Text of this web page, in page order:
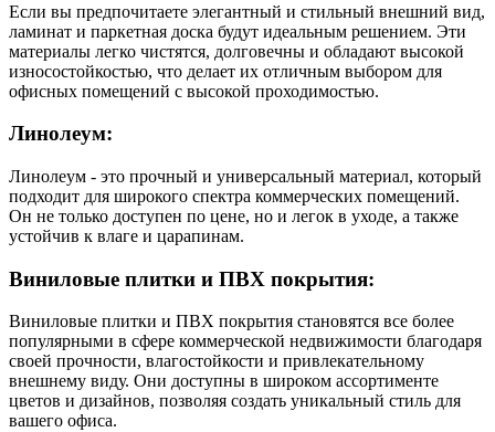
Если вы предпочитаете элегантный и стильный внешний вид,
ламинат и паркетная доска будут идеальным решением. Эти
материалы легко чистятся, долговечны и обладают высокой
износостойкостью, что делает их отличным выбором для
офисных помещений с высокой проходимостью.
Линолеум:
Линолеум - это прочный и универсальный материал, который
подходит для широкого спектра коммерческих помещений.
Он не только доступен по цене, но и легок в уходе, а также
устойчив к влаге и царапинам.
Виниловые плитки и ПВХ покрытия:
Виниловые плитки и ПВХ покрытия становятся все более
популярными в сфере коммерческой недвижимости благодаря
своей прочности, влагостойкости и привлекательному
внешнему виду. Они доступны в широком ассортименте
цветов и дизайнов, позволяя создать уникальный стиль для
вашего офиса.